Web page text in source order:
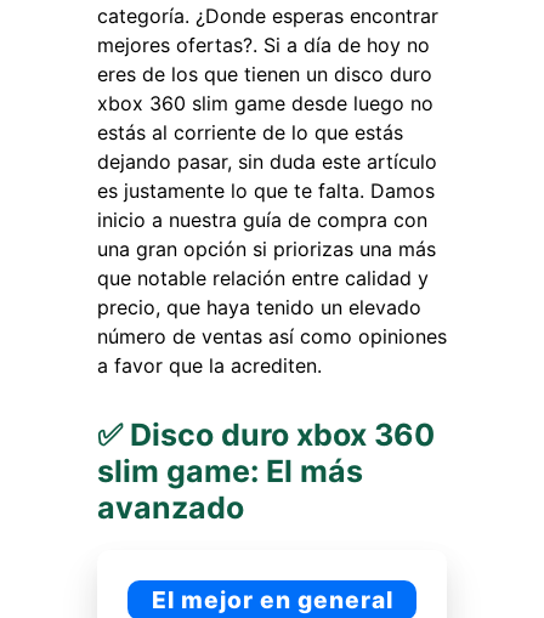
categoría. ¿Donde esperas encontrar
mejores ofertas?. Si a día de hoy no
eres de los que tienen un disco duro
xbox 360 slim game desde luego no
estás al corriente de lo que estás
dejando pasar, sin duda este artículo
es justamente lo que te falta. Damos
inicio a nuestra guía de compra con
una gran opción si priorizas una más
que notable relación entre calidad y
precio, que haya tenido un elevado
número de ventas así como opiniones
a favor que la acrediten.
✅ Disco duro xbox 360
slim game: El más
avanzado
El mejor en general